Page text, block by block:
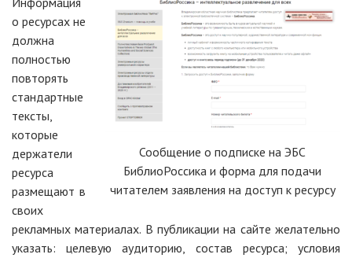
Сообщение о подписке на ЭБС
БиблиоРоссика и форма для подачи
читателем заявления на доступ к ресурсу
о ресурсах не
должна
полностью
повторять
стандартные
тексты,
которые
держатели
ресурса
размещают в
своих
рекламных материалах. В публикации на сайте желательно
указать: целевую аудиторию, состав ресурса; условия